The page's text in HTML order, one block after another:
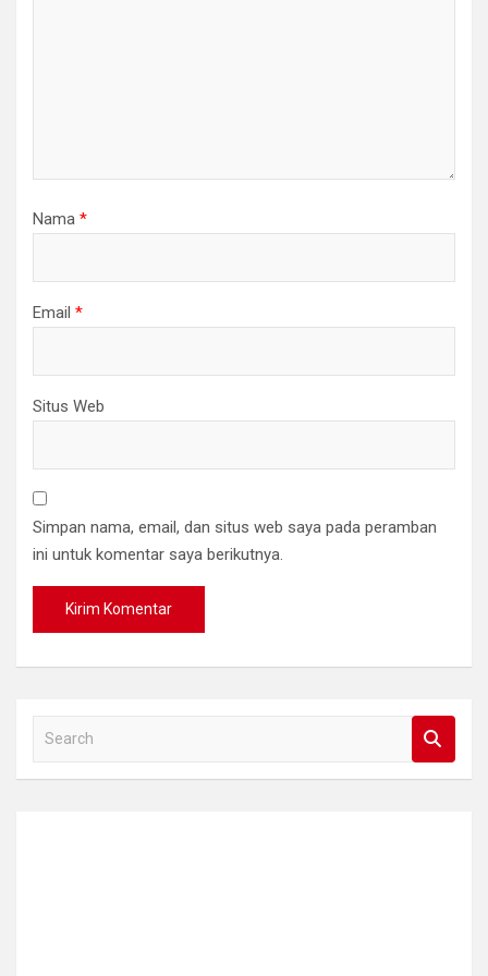
Nama *
Email *
Situs Web
Simpan nama, email, dan situs web saya pada peramban
ini untuk komentar saya berikutnya.
a